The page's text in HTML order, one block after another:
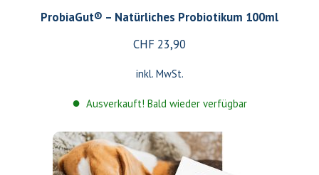
ProbiaGut® – Natürliches Probiotikum 100ml
CHF 23,90
inkl. MwSt.
Ausverkauft! Bald wieder verfügbar